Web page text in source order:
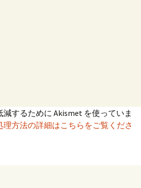
するために Akismet を使っていま
理方法の詳細はこちらをご覧くださ